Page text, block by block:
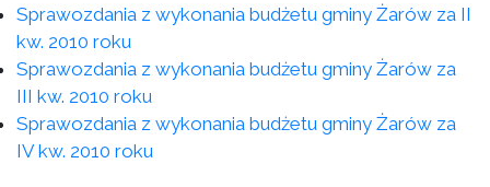
Sprawozdania z wykonania budżetu gminy Żarów za II
kw. 2010 roku
Sprawozdania z wykonania budżetu gminy Żarów za
III kw. 2010 roku
Sprawozdania z wykonania budżetu gminy Żarów za
IV kw. 2010 roku